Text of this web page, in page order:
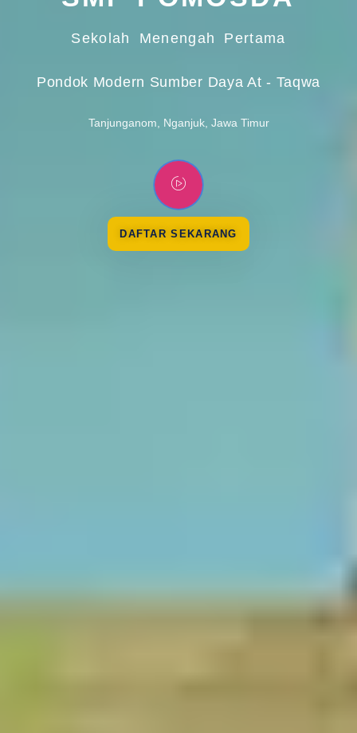
Sekolah Menengah Pertama
Pondok Modern Sumber Daya At - Taqwa
Tanjunganom, Nganjuk, Jawa Timur
DAFTAR SEKARANG